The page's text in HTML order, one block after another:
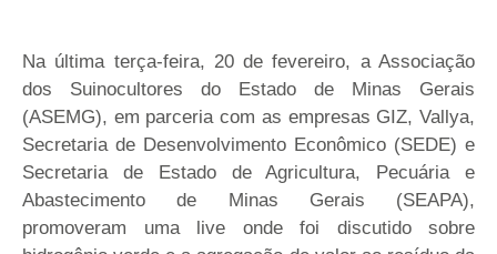
Na última terça-feira, 20 de fevereiro, a Associação
dos Suinocultores do Estado de Minas Gerais
(ASEMG), em parceria com as empresas GIZ, Vallya,
Secretaria de Desenvolvimento Econômico (SEDE) e
Secretaria de Estado de Agricultura, Pecuária e
Abastecimento de Minas Gerais (SEAPA),
promoveram uma live onde foi discutido sobre